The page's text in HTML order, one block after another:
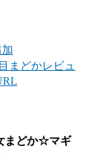
まどか☆マギ